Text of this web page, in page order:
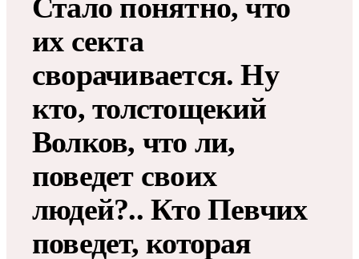
Стало понятно, что
их секта
сворачивается. Ну
кто, толстощекий
Волков, что ли,
поведет своих
людей?.. Кто Певчих
поведет, которая